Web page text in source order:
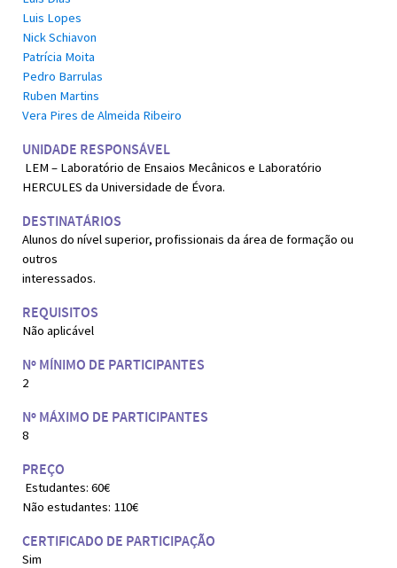
Luis Lopes
Nick Schiavon
Patrícia Moita
Pedro Barrulas
Ruben Martins
Vera Pires de Almeida Ribeiro
UNIDADE RESPONSÁVEL
LEM – Laboratório de Ensaios Mecânicos e Laboratório
HERCULES da Universidade de Évora.
DESTINATÁRIOS
Alunos do nível superior, profissionais da área de formação ou
outros
interessados.
REQUISITOS
Não aplicável
Nº MÍNIMO DE PARTICIPANTES
2
Nº MÁXIMO DE PARTICIPANTES
8
PREÇO
Estudantes: 60€
Não estudantes: 110€
CERTIFICADO DE PARTICIPAÇÃO
Sim